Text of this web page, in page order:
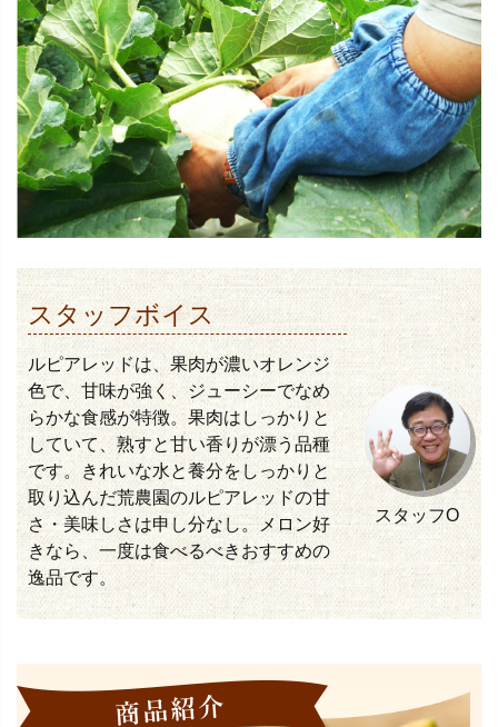
スタッフボイス
ルピアレッドは、果肉が濃いオレンジ
色で、甘味が強く、ジューシーでなめ
らかな食感が特徴。果肉はしっかりと
していて、熟すと甘い香りが漂う品種
です。きれいな水と養分をしっかりと
取り込んだ荒農園のルピアレッドの甘
さ・美味しさは申し分なし。メロン好
きなら、一度は食べるべきおすすめの
逸品です。
スタッフO